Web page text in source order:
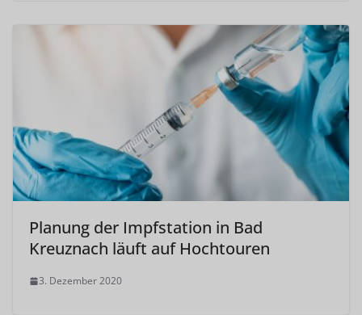
Planung der Impfstation in Bad
Kreuznach läuft auf Hochtouren
3. Dezember 2020